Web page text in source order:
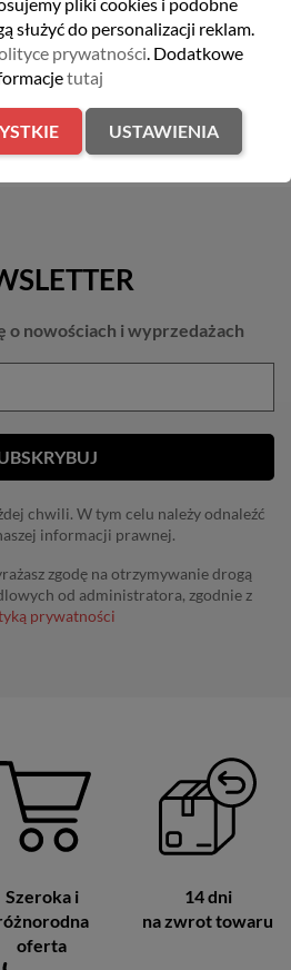
DO KOSZYKA
nowościach i wyprzedażach
chwili. W tym celu należy odnaleźć
informacji prawnej.
zgodę na otrzymywanie drogą
od administratora, zgodnie z
prywatności
Szeroka i
oferta
14 dni
na zwrot towaru
służyć do personalizacji reklam.
prywatności . Dodatkowe
tutaj
USTAWIENIA